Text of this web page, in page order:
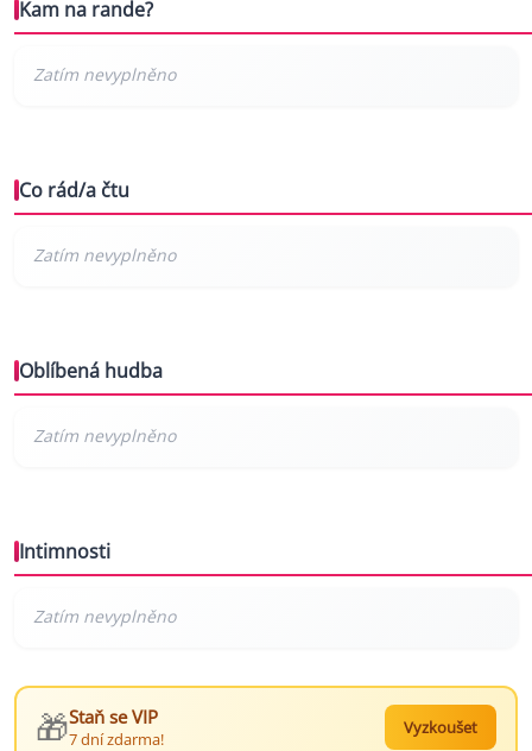
Kam na rande?
Co rád/a čtu
Oblíbená hudba
Intimnosti
🎁Staň se VIP
7 dní zdarma!
Vyzkoušet